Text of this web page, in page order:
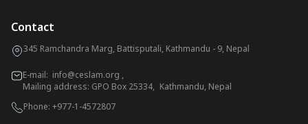
Contact
345 Ramchandra Marg, Battisputali, Kathmandu - 9, Nepal
E-mail: info@ceslam.org ,
Mailing address: GPO Box 25334, Kathmandu, Nepal
Phone: +977-1-4572807